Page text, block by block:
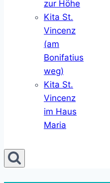
zur Höhe
Kita St.
Vincenz
(am
Bonifatius
weg)
Kita St.
Vincenz
im Haus
Maria